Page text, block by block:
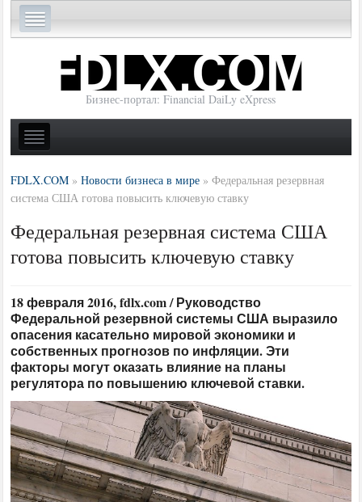
Бизнес-портал: Financial DaiLy eXpress
FDLX.COM »Новости бизнеса в мире »Федеральная резервная
система США готова повысить ключевую ставку
Федеральная резервная система США
готова повысить ключевую ставку
18 февраля 2016, fdlx.com / Руководство
Федеральной резервной системы США выразило
опасения касательно мировой экономики и
собственных прогнозов по инфляции. Эти
факторы могут оказать влияние на планы
регулятора по повышению ключевой ставки.​